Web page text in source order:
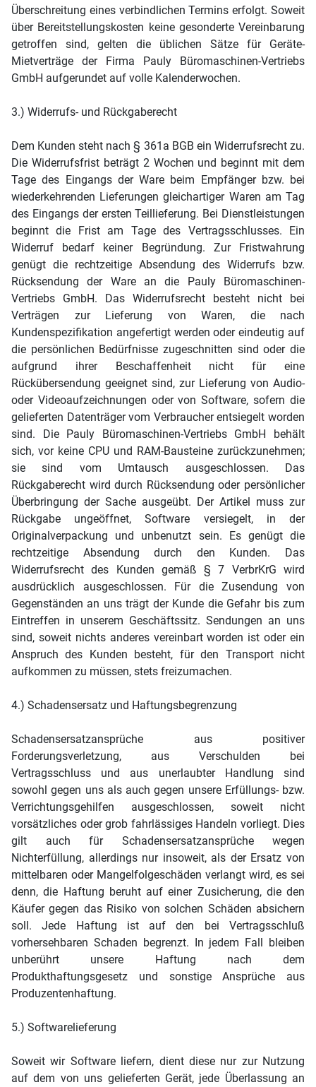
Überschreitung eines verbindlichen Termins erfolgt. Soweit
über Bereitstellungskosten keine gesonderte Vereinbarung
getroffen sind, gelten die üblichen Sätze für Geräte-
Mietverträge der Firma Pauly Büromaschinen-Vertriebs
GmbH aufgerundet auf volle Kalenderwochen.
3.) Widerrufs- und Rückgaberecht
Dem Kunden steht nach § 361a BGB ein Widerrufsrecht zu.
Die Widerrufsfrist beträgt 2 Wochen und beginnt mit dem
Tage des Eingangs der Ware beim Empfänger bzw. bei
wiederkehrenden Lieferungen gleichartiger Waren am Tag
des Eingangs der ersten Teillieferung. Bei Dienstleistungen
beginnt die Frist am Tage des Vertragsschlusses. Ein
Widerruf bedarf keiner Begründung. Zur Fristwahrung
genügt die rechtzeitige Absendung des Widerrufs bzw.
Rücksendung der Ware an die Pauly Büromaschinen-
Vertriebs GmbH. Das Widerrufsrecht besteht nicht bei
Verträgen zur Lieferung von Waren, die nach
Kundenspezifikation angefertigt werden oder eindeutig auf
die persönlichen Bedürfnisse zugeschnitten sind oder die
aufgrund ihrer Beschaffenheit nicht für eine
Rückübersendung geeignet sind, zur Lieferung von Audio-
oder Videoaufzeichnungen oder von Software, sofern die
gelieferten Datenträger vom Verbraucher entsiegelt worden
sind. Die Pauly Büromaschinen-Vertriebs GmbH behält
sich, vor keine CPU und RAM-Bausteine zurückzunehmen;
sie sind vom Umtausch ausgeschlossen. Das
Rückgaberecht wird durch Rücksendung oder persönlicher
Überbringung der Sache ausgeübt. Der Artikel muss zur
Rückgabe ungeöffnet, Software versiegelt, in der
Originalverpackung und unbenutzt sein. Es genügt die
rechtzeitige Absendung durch den Kunden. Das
Widerrufsrecht des Kunden gemäß § 7 VerbrKrG wird
ausdrücklich ausgeschlossen. Für die Zusendung von
Gegenständen an uns trägt der Kunde die Gefahr bis zum
Eintreffen in unserem Geschäftssitz. Sendungen an uns
sind, soweit nichts anderes vereinbart worden ist oder ein
Anspruch des Kunden besteht, für den Transport nicht
aufkommen zu müssen, stets freizumachen.
4.) Schadensersatz und Haftungsbegrenzung
Schadensersatzansprüche aus positiver
Forderungsverletzung, aus Verschulden bei
Vertragsschluss und aus unerlaubter Handlung sind
sowohl gegen uns als auch gegen unsere Erfüllungs- bzw.
Verrichtungsgehilfen ausgeschlossen, soweit nicht
vorsätzliches oder grob fahrlässiges Handeln vorliegt. Dies
gilt auch für Schadensersatzansprüche wegen
Nichterfüllung, allerdings nur insoweit, als der Ersatz von
mittelbaren oder Mangelfolgeschäden verlangt wird, es sei
denn, die Haftung beruht auf einer Zusicherung, die den
Käufer gegen das Risiko von solchen Schäden absichern
soll. Jede Haftung ist auf den bei Vertragsschluß
vorhersehbaren Schaden begrenzt. In jedem Fall bleiben
unberührt unsere Haftung nach dem
Produkthaftungsgesetz und sonstige Ansprüche aus
Produzentenhaftung.
5.) Softwarelieferung
Soweit wir Software liefern, dient diese nur zur Nutzung
auf dem von uns gelieferten Gerät, jede Überlassung an